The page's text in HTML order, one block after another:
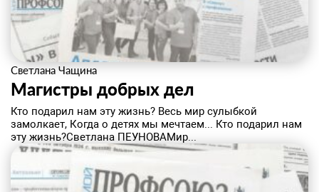
Светлана Чащина
Магистры добрых дел
Кто подарил нам эту жизнь? Весь мир сулыбкой
замолкает, Когда о детях мы мечтаем... Кто подарил нам
эту жизнь?Светлана ПЕУНОВАМир...